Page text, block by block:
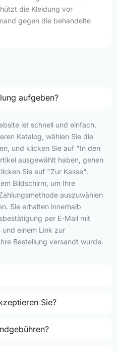
die Kleidung vor
gegen die behandelte
aufgeben?
ist schnell und einfach.
Katalog, wählen Sie die
und klicken Sie auf "In den
ausgewählt haben, gehen
Sie auf "Zur Kasse".
Bildschirm, um Ihre
auszuwählen
Sie erhalten innerhalb
per E-Mail mit
einem Link zur
Bestellung versandt wurde.
Sie?